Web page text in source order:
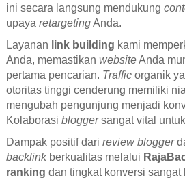
ini secara langsung mendukung
upaya retargetingAnda.
Layanan link building kami
Anda, memastikan websiteAnda
pertama pencarian. Trafficorganik
otoritas tinggi cenderung memiliki
mengubah pengunjung menjadi
Kolaborasi bloggersangat vital
Dampak positif dari review blogger
backlinkberkualitas melalui
ranking dan tingkat konversi sangat